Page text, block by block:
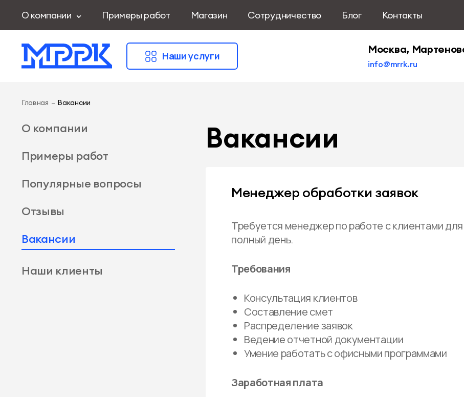
О компании Примеры работ Магазин Сотрудничество Блог Контакты
Наши услуги
Москва,
info@mrrk.ru
Главная – Вакансии
О компании
Примеры работ
Популярные вопросы
Отзывы
Вакансии
Наши клиенты
Вакансии
Менеджер обработки заявок
Требуется менеджер по работе с клиентами
полный день.
Требования
Консультация клиентов
Составление смет
Распределение заявок
Ведение отчетной документации
Умение работать с офисными программами
Заработная плата